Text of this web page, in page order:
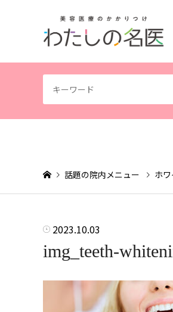
話題の院内メニュー ホ
2023.10.03
img_teeth-